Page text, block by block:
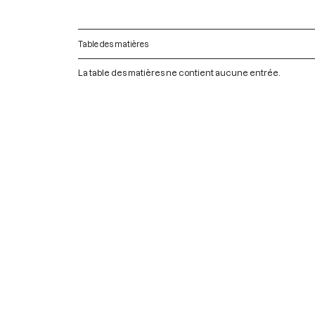
Table des matières
La table des matières ne contient aucune entrée.